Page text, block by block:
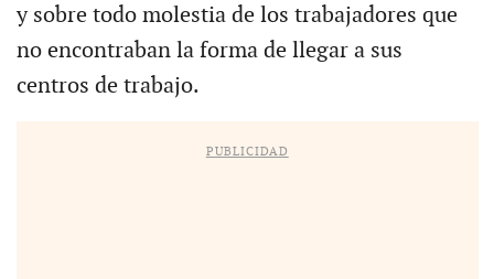
y sobre todo molestia de los trabajadores que
no encontraban la forma de llegar a sus
centros de trabajo.
PUBLICIDAD